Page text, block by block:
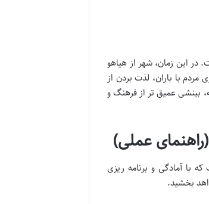
در این زمان، شهر از هیاهو
با باران، لذت بردن از
بینشی عمیق تر از فرهنگ و
عملی)
با آمادگی و برنامه ریزی
بخشید.